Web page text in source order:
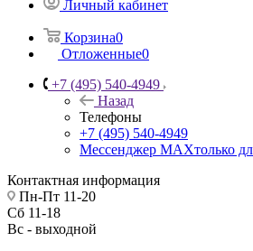
Личный кабинет
Корзина0
Отложенные0
+7 (495) 540-4949
Назад
Телефоны
+7 (495) 540-4949
Мессенджер МАХтолько
Контактная информация
Пн-Пт 11-20
Сб 11-18
Вс - выходной